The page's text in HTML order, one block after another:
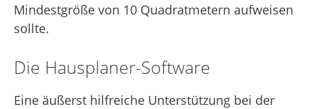
Mindestgröße von 10 Quadratmetern aufweisen
sollte.
Die Hausplaner-Software
Eine äußerst hilfreiche Unterstützung bei der